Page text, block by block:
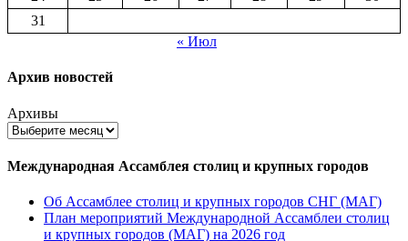
31
« Июл
Архив новостей
Архивы
Международная Ассамблея столиц и крупных городов
Об Ассамблее столиц и крупных городов СНГ (МАГ)
План мероприятий Международной Ассамблеи столиц
и крупных городов (МАГ) на 2026 год